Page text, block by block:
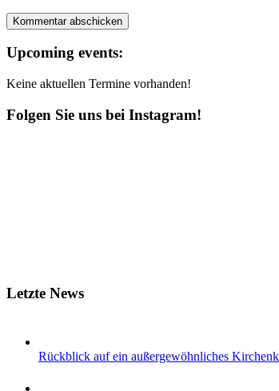
Upcoming events:
Keine aktuellen Termine vorhanden!
Folgen Sie uns bei Instagram!
Letzte News
Rückblick auf ein außergewöhnliches